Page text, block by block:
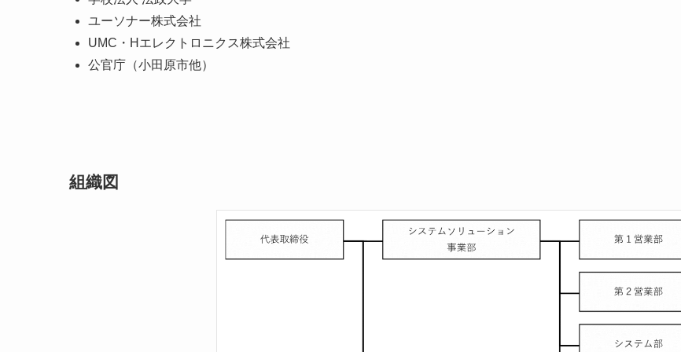
ユーソナー株式会社
UMC・Hエレクトロニクス株式会社
公官庁（小田原市他）
組織図